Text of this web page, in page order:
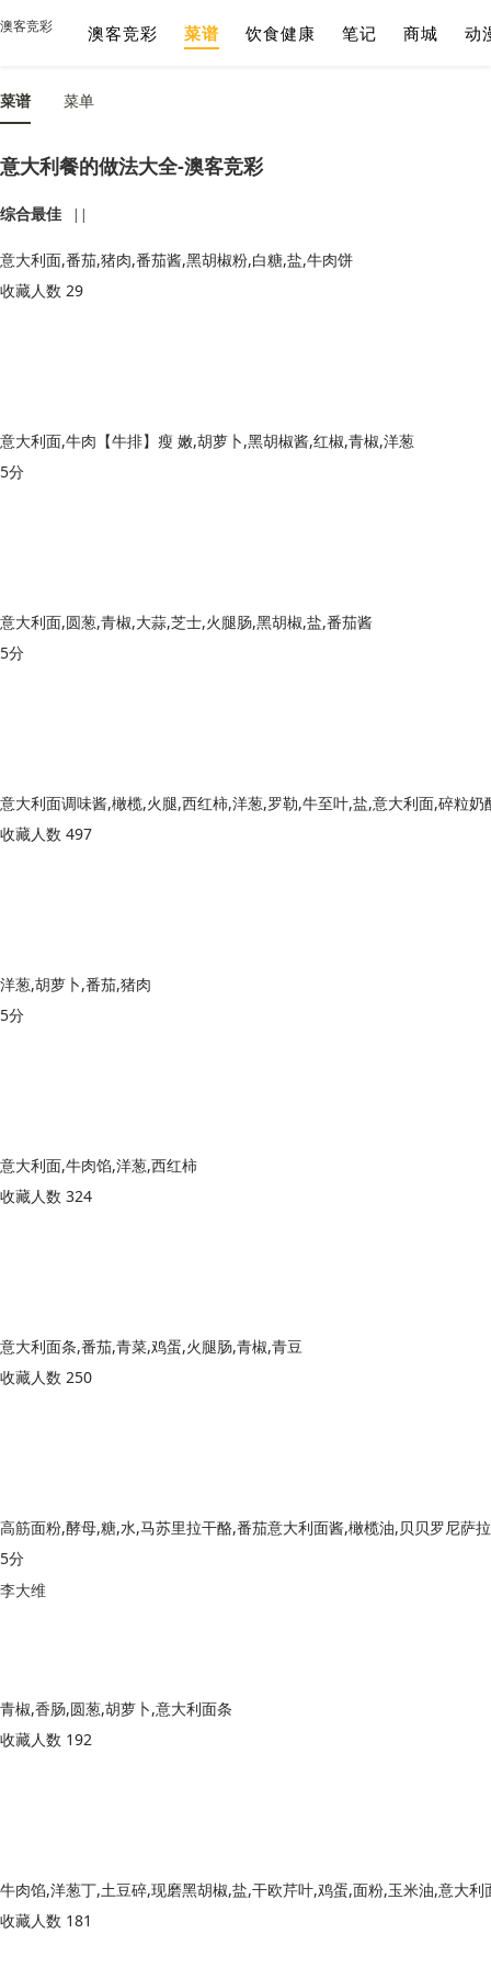
澳客竞彩 澳客竞彩 菜谱 饮食健康 笔记 商城 动
菜谱 菜单
意大利餐的做法大全-澳客竞彩
综合最佳 ||
意大利面,番茄,猪肉,番茄酱,黑胡椒粉,白糖,盐,牛肉饼
收藏人数 29
意大利面,牛肉【牛排】瘦 嫩,胡萝卜,黑胡椒酱,红椒,青椒,洋葱
5分
意大利面,圆葱,青椒,大蒜,芝士,火腿肠,黑胡椒,盐,番茄酱
5分
意大利面调味酱,橄榄,火腿,西红柿,洋葱,罗勒,牛至叶,盐,意大利面,碎粒奶
收藏人数 497
洋葱,胡萝卜,番茄,猪肉
5分
意大利面,牛肉馅,洋葱,西红柿
收藏人数 324
意大利面条,番茄,青菜,鸡蛋,火腿肠,青椒,青豆
收藏人数 250
高筋面粉,酵母,糖,水,马苏里拉干酪,番茄意大利面酱,橄榄油,贝贝罗尼萨
5分
李大维
青椒,香肠,圆葱,胡萝卜,意大利面条
收藏人数 192
收藏人数 181